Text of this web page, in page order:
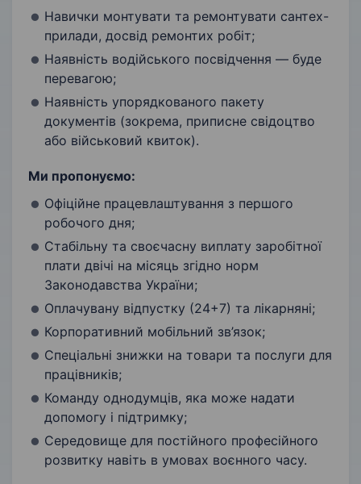
Навички монтувати та ремонтувати сантех-
прилади, досвід ремонтих робіт;
Наявність водійського посвідчення — буде
перевагою;
Наявність упорядкованого пакету
документів (зокрема, приписне свідоцтво
або військовий квиток).
Ми пропонуємо:
Офіційне працевлаштування з першого
робочого дня;
Стабільну та своєчасну виплату заробітної
плати двічі на місяць згідно норм
Законодавства України;
Оплачувану відпустку (24+7) та лікарняні;
Корпоративний мобільний зв’язок;
Спеціальні знижки на товари та послуги для
працівників;
Команду однодумців, яка може надати
допомогу і підтримку;
Середовище для постійного професійного
розвитку навіть в умовах воєнного часу.